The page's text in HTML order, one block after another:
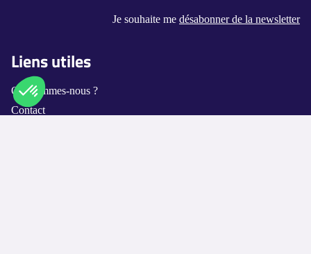
Je souhaite me désabonner de la newsletter
Liens utiles
Qui sommes-nous ?
Contact